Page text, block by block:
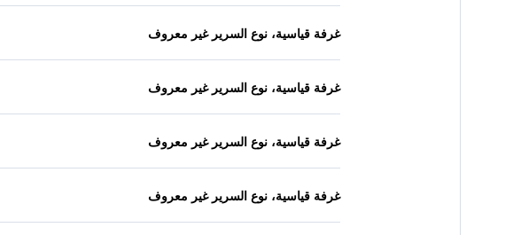
غرفة قياسية، نوع السرير غير معروف
غرفة قياسية، نوع السرير غير معروف
غرفة قياسية، نوع السرير غير معروف
غرفة قياسية، نوع السرير غير معروف